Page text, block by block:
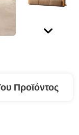
Προϊόντος